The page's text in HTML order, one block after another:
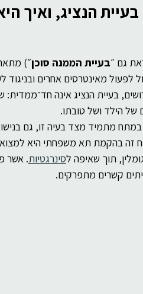
הנציג, ואיך
גם ״בעיית הממנה סוכן״)
לפעול מאינטרסים אחרים ובניגוד
בעיית הנציג אינה חד־ממדית:
של הילד ושל טובתו.
במתח מתמיד מצד בעיה זו, גם
בהקמת תא משפחתי היא למצוא
תוך שאיפה לסינרגטיות. אשר
קשרים מתפרקים.